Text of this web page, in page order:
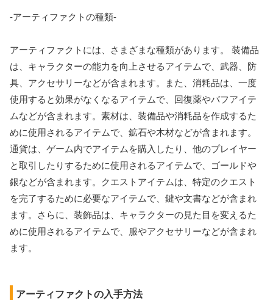
-アーティファクトの種類-
アーティファクトには、さまざまな種類があります。 装備品
は、キャラクターの能力を向上させるアイテムで、武器、防
具、アクセサリーなどが含まれます。また、消耗品は、一度
使用すると効果がなくなるアイテムで、回復薬やバフアイテ
ムなどが含まれます。素材は、装備品や消耗品を作成するた
めに使用されるアイテムで、鉱石や木材などが含まれます。
通貨は、ゲーム内でアイテムを購入したり、他のプレイヤー
と取引したりするために使用されるアイテムで、ゴールドや
銀などが含まれます。クエストアイテムは、特定のクエスト
を完了するために必要なアイテムで、鍵や文書などが含まれ
ます。さらに、装飾品は、キャラクターの見た目を変えるた
めに使用されるアイテムで、服やアクセサリーなどが含まれ
ます。
アーティファクトの入手方法